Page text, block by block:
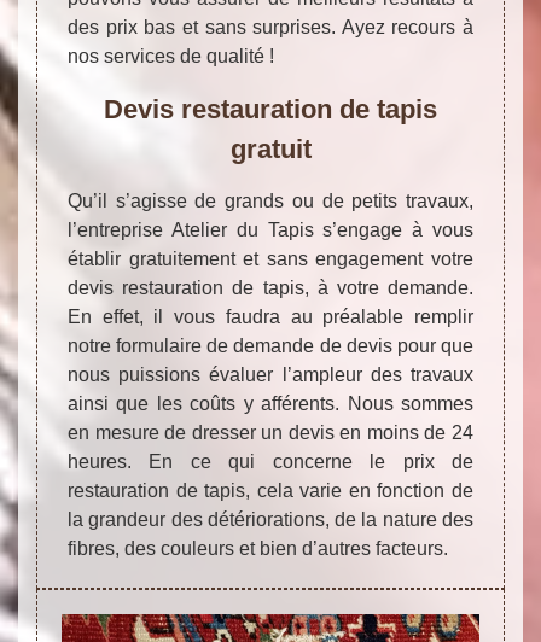
des prix bas et sans surprises. Ayez recours à
nos services de qualité !
Devis restauration de tapis
gratuit
Qu’il s’agisse de grands ou de petits travaux,
l’entreprise Atelier du Tapis s’engage à vous
établir gratuitement et sans engagement votre
devis restauration de tapis, à votre demande.
En effet, il vous faudra au préalable remplir
notre formulaire de demande de devis pour que
nous puissions évaluer l’ampleur des travaux
ainsi que les coûts y afférents. Nous sommes
en mesure de dresser un devis en moins de 24
heures. En ce qui concerne le prix de
restauration de tapis, cela varie en fonction de
la grandeur des détériorations, de la nature des
fibres, des couleurs et bien d’autres facteurs.